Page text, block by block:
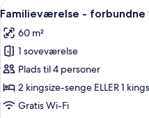
Indlæs
alle
billeder
af
Familieværelse
-
forbundne
5
Familieværelse - forbundne
60 m²
1 soveværelse
Plads til 4 personer
2 kingsize-senge ELLER 1
Gratis Wi-Fi